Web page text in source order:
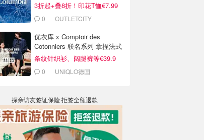
3折起+叠8折！印花T恤€7.99
0
OUTLETCITY
优衣库 x Comptoir des
Cotonniers 联名系列 拿捏法式
慵懒感
条纹针织衫、阔腿裤等€39.9
0 UNIQLO德国
探亲访友签证保险 拒签全额退款